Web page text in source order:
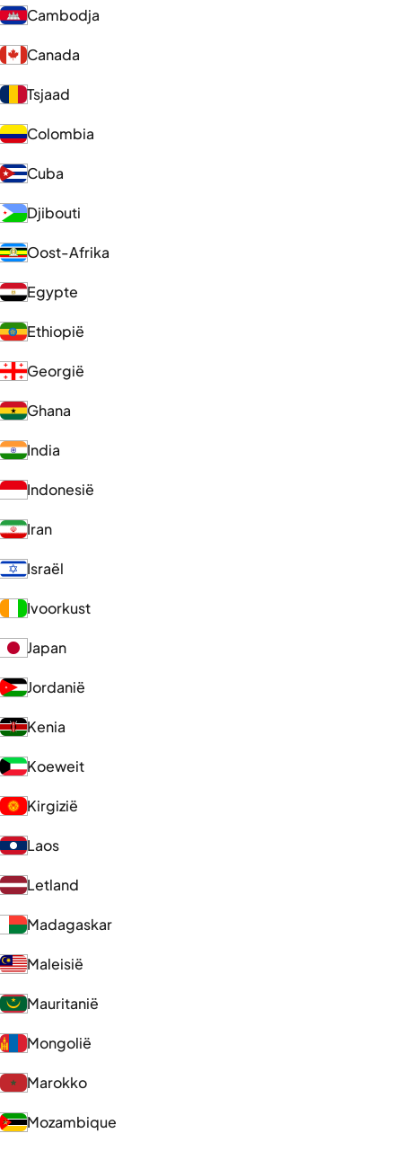
Cambodja
Canada
Tsjaad
Colombia
Cuba
Djibouti
Oost-Afrika
Egypte
Ethiopië
Georgië
Ghana
India
Indonesië
Iran
Israël
Ivoorkust
Japan
Jordanië
Kenia
Koeweit
Kirgizië
Laos
Letland
Madagaskar
Maleisië
Mauritanië
Mongolië
Marokko
Mozambique